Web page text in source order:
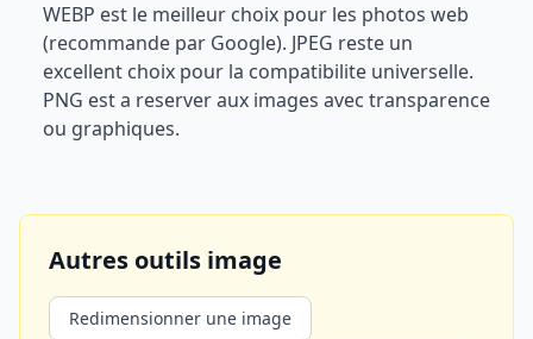
WEBP est le meilleur choix pour les photos web
(recommande par Google). JPEG reste un
excellent choix pour la compatibilite universelle.
PNG est a reserver aux images avec transparence
ou graphiques.
Autres outils image
Redimensionner une image